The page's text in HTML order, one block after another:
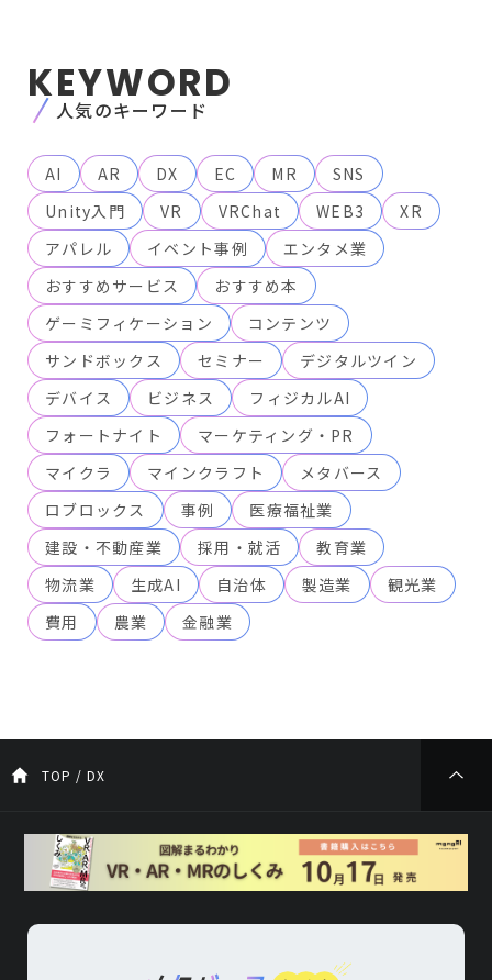
KEYWORD
人気のキーワード
AI AR DX EC MR
SNS
Unity入門
VR VRChat WEB3
XR
アパレル
イベント事例
エンタメ業
おすすめサービス
おすすめ本
ゲーミフィケーション
コンテンツ
サンドボックス
セミナー
デジタルツイン
デバイス
ビジネス
フィジカルAI
フォートナイト
マーケティング・PR
マイクラ
マインクラフト
メタバース
ロブロックス
事例
医療福祉業
建設・不動産業
採用・就活
教育業
物流業
生成AI 自治体 製造業
観光業
費用
農業 金融業
TOP / DX